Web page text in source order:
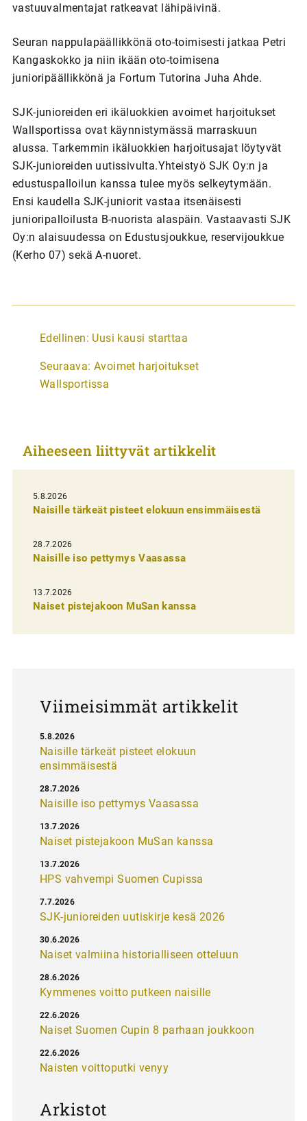
vastuuvalmentajat ratkeavat lähipäivinä.
Seuran nappulapäällikkönä oto-toimisesti jatkaa Petri
Kangaskokko ja niin ikään oto-toimisena
junioripäällikkönä ja Fortum Tutorina Juha Ahde.
SJK-junioreiden eri ikäluokkien avoimet harjoitukset
Wallsportissa ovat käynnistymässä marraskuun
alussa. Tarkemmin ikäluokkien harjoitusajat löytyvät
SJK-junioreiden uutissivulta.Yhteistyö SJK Oy:n ja
edustuspalloilun kanssa tulee myös selkeytymään.
Ensi kaudella SJK-juniorit vastaa itsenäisesti
junioripalloilusta B-nuorista alaspäin. Vastaavasti SJK
Oy:n alaisuudessa on Edustusjoukkue, reservijoukkue
(Kerho 07) sekä A-nuoret.
A
t
i
e
i
e
n
s
e
l
Edellinen: Uusi kausi starttaa
Seuraava: Avoimet harjoitukset
Wallsportissa
Aiheeseen liittyvät artikkelit
5.8.2026
Naisille tärkeät pisteet elokuun ensimmäisestä
28.7.2026
Naisille iso pettymys Vaasassa
13.7.2026
Naiset pistejakoon MuSan kanssa
Viimeisimmät artikkelit
Naisille tärkeät pisteet elokuun
ensimmäisestä
5.8.2026
Naisille iso pettymys Vaasassa
28.7.2026
Naiset pistejakoon MuSan kanssa
13.7.2026
HPS vahvempi Suomen Cupissa
13.7.2026
SJK-junioreiden uutiskirje kesä 2026
7.7.2026
Naiset valmiina historialliseen otteluun
30.6.2026
Kymmenes voitto putkeen naisille
28.6.2026
Naiset Suomen Cupin 8 parhaan joukkoon
22.6.2026
Naisten voittoputki venyy
22.6.2026
Arkistot